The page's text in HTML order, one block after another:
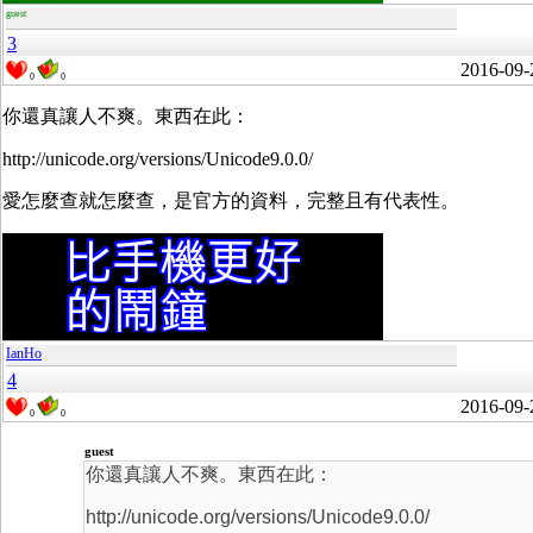
guest
3
0 0 2016-09-
你還真讓人不爽。東西在此：
http://unicode.org/versions/Unicode9.0.0/
愛怎麼查就怎麼查，是官方的資料，完整且有代表性。
IanHo
4
0 0 2016-09-
guest
你還真讓人不爽。東西在此：
http://unicode.org/versions/Unicode9.0.0/